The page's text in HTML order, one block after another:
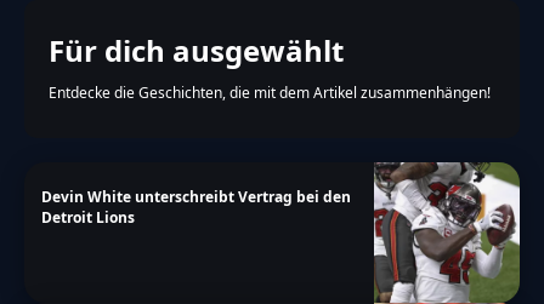
Für dich ausgewählt
Entdecke die Geschichten, die mit dem Artikel zusammenhängen!
Devin White unterschreibt Vertrag bei den
Detroit Lions